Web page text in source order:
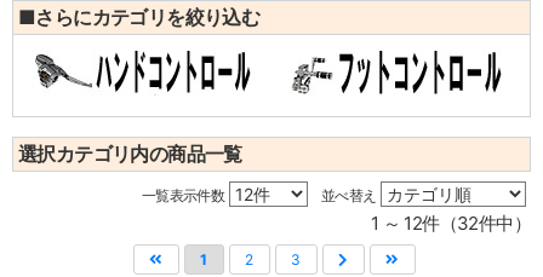
■さらにカテゴリを絞り込む
選択カテゴリ内の商品一覧
一覧表示件数 並べ替え
1 ～ 12件（32件中）
1 2 3